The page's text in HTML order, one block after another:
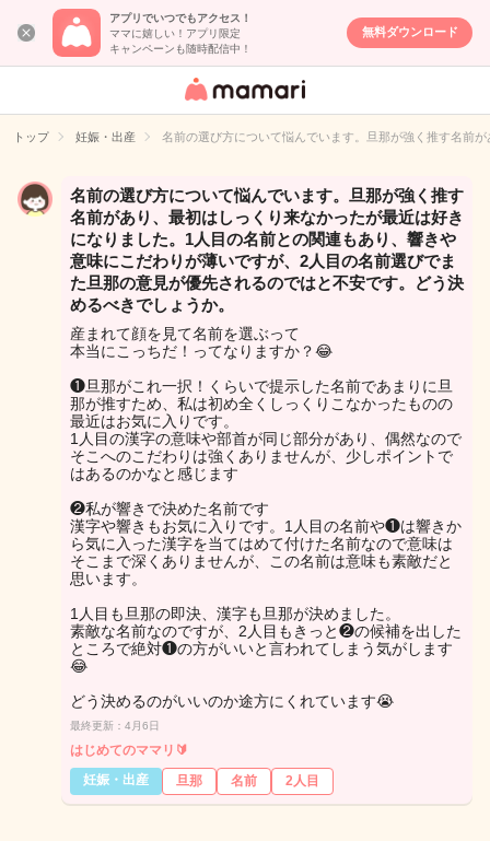
アプリでいつでもアクセス！
ママに嬉しい！アプリ限定
キャンペーンも随時配信中！
無料ダウンロード
女性専用匿名QA
イト
トップ 妊娠・出産 名前の選び方について悩んでいます。旦那が強く推す名前
名前の選び方について悩んでいます。旦那が強く推す
名前があり、最初はしっくり来なかったが最近は好き
になりました。1人目の名前との関連もあり、響きや
意味にこだわりが薄いですが、2人目の名前選びでま
た旦那の意見が優先されるのではと不安です。どう決
めるべきでしょうか。
産まれて顔を見て名前を選ぶって
本当にこっちだ！ってなりますか？😂
❶旦那がこれ一択！くらいで提示した名前であまりに旦
那が推すため、私は初め全くしっくりこなかったものの
最近はお気に入りです。
1人目の漢字の意味や部首が同じ部分があり、偶然なので
そこへのこだわりは強くありませんが、少しポイントで
はあるのかなと感じます
❷私が響きで決めた名前です
漢字や響きもお気に入りです。1人目の名前や❶は響きか
ら気に入った漢字を当てはめて付けた名前なので意味は
そこまで深くありませんが、この名前は意味も素敵だと
思います。
1人目も旦那の即決、漢字も旦那が決めました。
素敵な名前なのですが、2人目もきっと❷の候補を出した
ところで絶対❶の方がいいと言われてしまう気がします
😂
どう決めるのがいいのか途方にくれています😭
最終更新：4月6日
はじめてのママリ🔰
妊娠・出産
旦那 名前 2人目